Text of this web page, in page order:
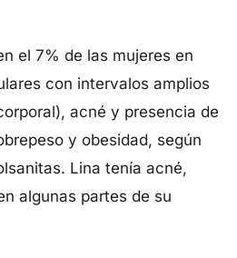
el 7% de las mujeres en
con intervalos amplios
acné y presencia de
y obesidad, según
Lina tenía acné,
algunas partes de su